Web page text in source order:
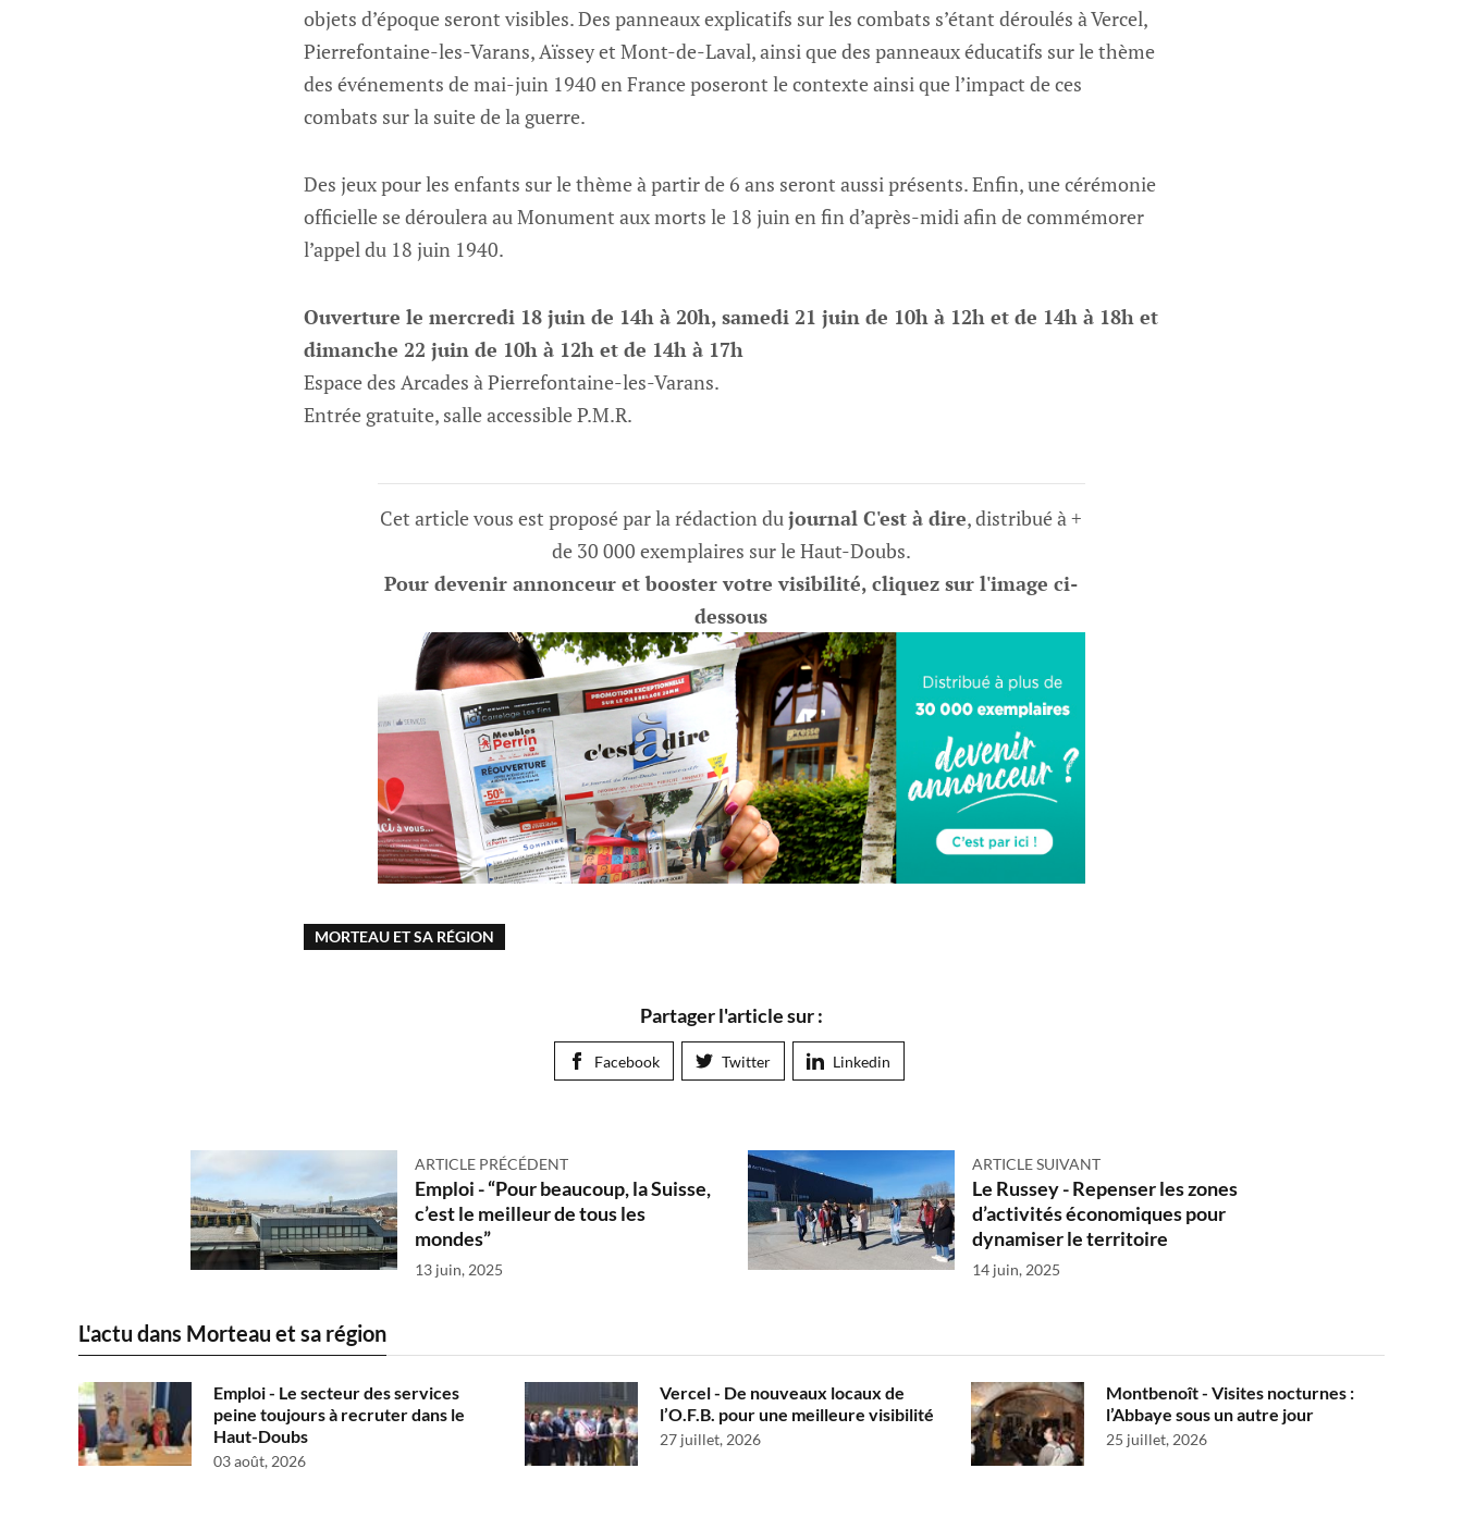
objets d’époque seront visibles. Des panneaux explicatifs sur les combats s’étant déroulés à Vercel,
Pierrefontaine-les-Varans, Aïssey et Mont-de-Laval, ainsi que des panneaux éducatifs sur le thème
des événements de mai-juin 1940 en France poseront le contexte ainsi que l’impact de ces
combats sur la suite de la guerre.
Des jeux pour les enfants sur le thème à partir de 6 ans seront aussi présents. Enfin, une cérémonie
officielle se déroulera au Monument aux morts le 18 juin en fin d’après-midi afin de commémorer
l’appel du 18 juin 1940.
Ouverture le mercredi 18 juin de 14h à 20h, samedi 21 juin de 10h à 12h et de 14h à 18h et
dimanche 22 juin de 10h à 12h et de 14h à 17h
Espace des Arcades à Pierrefontaine-les-Varans.
Entrée gratuite, salle accessible P.M.R.
Cet article vous est proposé par la rédaction dujournal C'est à dire, distribué à +
de 30 000 exemplaires sur le Haut-Doubs.
Pour devenir annonceur et booster votre visibilité, cliquez sur l'image ci-
dessous
MORTEAU ET SA RÉGION
Partager l'article sur :
Facebook Twitter Linkedin
ARTICLE PRÉCÉDENT
Emploi - “Pour beaucoup, la Suisse,
c’est le meilleur de tous les
mondes”
13 juin, 2025
ARTICLE SUIVANT
Le Russey - Repenser les zones
d’activités économiques pour
dynamiser le territoire
14 juin, 2025
L'actu dans Morteau et sa région
Emploi - Le secteur des services
peine toujours à recruter dans le
Haut-Doubs
03 août, 2026
Vercel - De nouveaux locaux de
l’O.F.B. pour une meilleure visibilité
27 juillet, 2026
Montbenoît - Visites nocturnes :
l’Abbaye sous un autre jour
25 juillet, 2026